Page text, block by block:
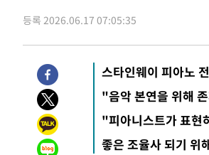
-1739초 전 >이강인, 오늘 서울서 AT마드리
3시간 전 >'여긴 20도, 저긴 50도'…열화상
3시간 전 >
콜롬비아 신임 우파 대통령 취임
-30069초 전 >
'AT마드리드 7번' 이강인, 맨
-29571초 전 >
-27635초 전 >
네타냐후, 트럼프의 가자 평
-24231초 전 >
이강인 ATM 입단식에 '상암
등록 2026.06.17 07:05:35
스타인웨이 피아노
"음악 본연을 위해
"피아니스트가 표현
좋은 조율사 되기 위